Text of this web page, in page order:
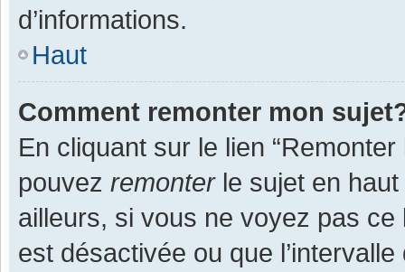
d’informations.
Haut
Comment remonter mon
En cliquant sur le lien
pouvez remonterle sujet en haut
ailleurs, si vous ne voyez pas
est désactivée ou que